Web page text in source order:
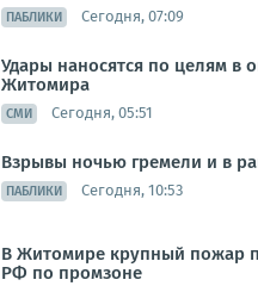
ПАБЛИКИ Сегодня, 07:09
Удары наносятся по целям в
Житомира
СМИ Сегодня, 05:51
Взрывы ночью гремели и в
ПАБЛИКИ Сегодня, 10:53
В Житомире крупный пожар
РФ по промзоне